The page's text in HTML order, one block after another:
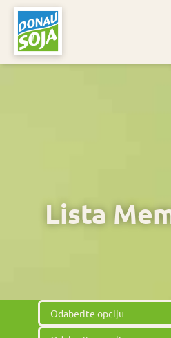
Lista
Odaberite opciju